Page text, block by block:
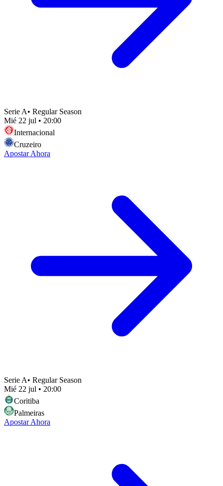
Serie A• Regular Season
Mié 22 jul • 20:00
Internacional
Cruzeiro
Apostar Ahora
Serie A• Regular Season
Mié 22 jul • 20:00
Coritiba
Palmeiras
Apostar Ahora